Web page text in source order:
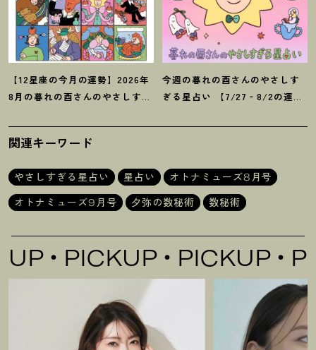
【12星座の今月の運勢】2026年
8月の暮れの酉さんのやさしすぎ
今週の暮れの酉さんのやさしす
ぎる星占い 【7/27‐8/2の運
関連キーワード
やさしすぎる星占い 星占い
オトナミューズ8月号
オトナミューズ9月号
夕弥の数秘術 数秘術
PICKUP PICKUP